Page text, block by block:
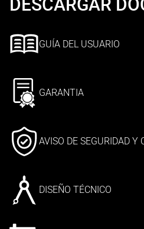
DESCARGAR
GUÍA DEL USUARIO
GARANTIA
AVISO DE SEGURIDAD Y
DISEÑO TÉCNICO